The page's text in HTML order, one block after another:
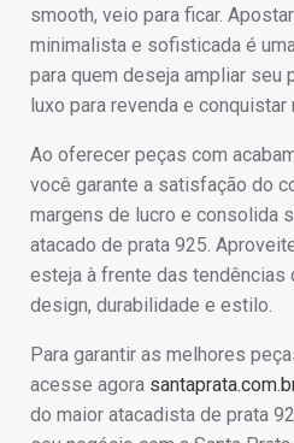
smooth, veio para ficar.
minimalista e sofisticada é
para quem deseja ampliar
luxo para revenda e conquistar
Ao oferecer peças com
você garante a satisfação do
margens de lucro e consolida
atacado de prata 925.
esteja à frente das tendências
design, durabilidade e estilo.
Para garantir as melhores
acesse agora
do maior atacadista de prata